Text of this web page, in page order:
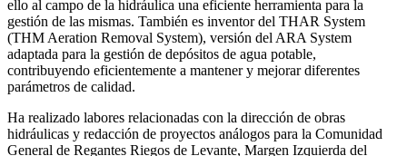
ello al campo de la hidráulica una eficiente herramienta para la
gestión de las mismas. También es inventor del THAR System
(THM Aeration Removal System), versión del ARA System
adaptada para la gestión de depósitos de agua potable,
contribuyendo eficientemente a mantener y mejorar diferentes
parámetros de calidad.
Ha realizado labores relacionadas con la dirección de obras
hidráulicas y redacción de proyectos análogos para la Comunidad
General de Regantes Riegos de Levante, Margen Izquierda del